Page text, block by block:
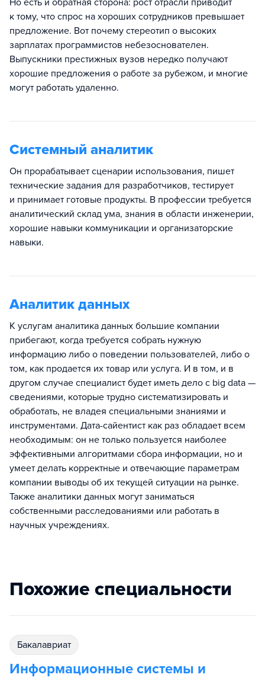
Но есть и обратная сторона: рост отрасли приводит
к тому, что спрос на хороших сотрудников превышает
предложение. Вот почему стереотип о высоких
зарплатах программистов небезоснователен.
Выпускники престижных вузов нередко получают
хорошие предложения о работе за рубежом, и многие
могут работать удаленно.
Системный аналитик
Он прорабатывает сценарии использования, пишет
технические задания для разработчиков, тестирует
и принимает готовые продукты. В профессии требуется
аналитический склад ума, знания в области инженерии,
хорошие навыки коммуникации и организаторские
навыки.
Аналитик данных
К услугам аналитика данных большие компании
прибегают, когда требуется собрать нужную
информацию либо о поведении пользователей, либо о
том, как продается их товар или услуга. И в том, и в
другом случае специалист будет иметь дело с big data —
сведениями, которые трудно систематизировать и
обработать, не владея специальными знаниями и
инструментами. Дата-сайентист как раз обладает всем
необходимым: он не только пользуется наиболее
эффективными алгоритмами сбора информации, но и
умеет делать корректные и отвечающие параметрам
компании выводы об их текущей ситуации на рынке.
Также аналитики данных могут заниматься
собственными расследованиями или работать в
научных учреждениях.
Похожие специальности
бакалавриат
Информационные системы и